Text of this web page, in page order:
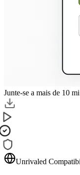
Junte-se a mais de 10
Unrivaled